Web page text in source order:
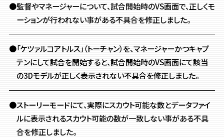
●監督やマネージャーについて、試合開始時のVS画面で、正しくモ
ーションが行われない事がある不具合を修正しました。
●「ケツァルコアトルス」（トーチャン）を、マネージャーかつキャプ
テンにして試合を開始すると、試合開始時のVS画面にて該当
の3Dモデルが正しく表示されない不具合を修正しました。
●ストーリーモードにて、実際にスカウト可能な数とデータファイ
ルに表示されるスカウト可能の数が一致しない事がある不具
合を修正しました。